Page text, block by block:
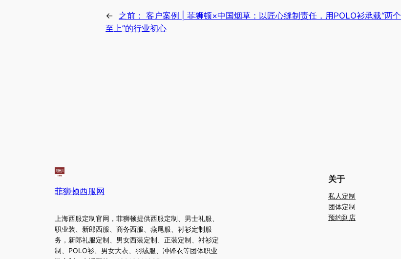
← 之前： 客户案例 | 菲狮顿×中国烟草：以匠心缝制责任，用POLO衫承载“两个
至上”的行业初心
菲狮顿西服网
上海西服定制官网，菲狮顿提供西服定制、男士礼服、
职业装、新郎西服、商务西服、燕尾服、衬衫定制服
务，新郎礼服定制、男女西装定制、正装定制、衬衫定
制、POLO衫、男女大衣、羽绒服、冲锋衣等团体职业
关于
私人定制
团体定制
预约到店